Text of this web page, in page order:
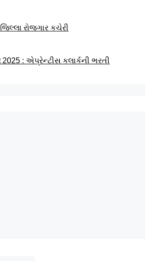
રોજગાર કચેરી
: એપ્રેન્ટીસ કલાર્કની ભરતી